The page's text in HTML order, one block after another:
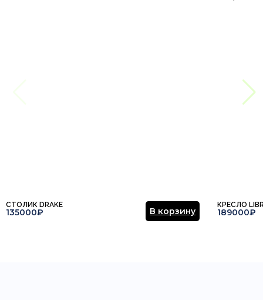
СТОЛИК DRAKE
135000₽ В корзину
КРЕСЛО
189000₽